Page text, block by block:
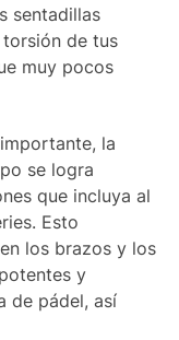
sentadillas
de tus
muy pocos
la
se logra
que incluya al
Esto
los brazos y los
y
de pádel, así